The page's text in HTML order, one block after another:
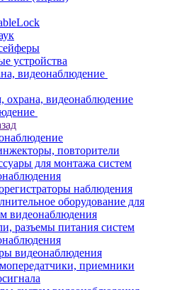
устройства
видеонаблюдение
видеонаблюдение
повторители
для монтажа систем
наблюдения
оборудование для
видеонаблюдения
разъемы питания систем
видеонаблюдения
приемники